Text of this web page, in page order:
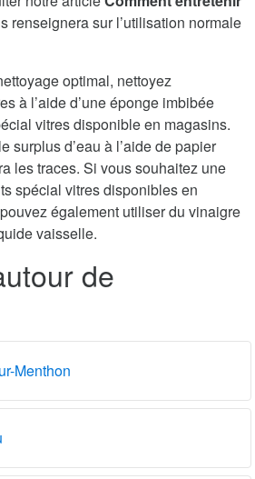
renseignera sur l’utilisation normale
optimal, nettoyez
à l’aide d’une éponge imbibée
vitres disponible en magasins.
surplus d’eau à l’aide de papier
les traces. Si vous souhaitez une
spécial vitres disponibles en
également utiliser du vinaigre
vaisselle.
de
Menthon